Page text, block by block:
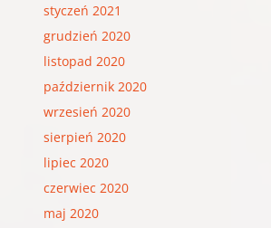
styczeń 2021
grudzień 2020
listopad 2020
październik 2020
wrzesień 2020
sierpień 2020
lipiec 2020
czerwiec 2020
maj 2020